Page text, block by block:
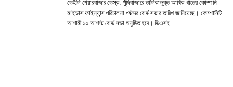
ডেইলি শেয়ারবাজার ডেস্ক: পুঁজিবাজারে তালিকাভুক্ত আর্থিক খাতের কোম্পানি
মাইডাস ফাইন্যান্স পরিচালনা পর্ষদের বোর্ড সভার তারিখ জানিয়েছে। কোম্পানিটি
আগামী ১০ আগস্ট বোর্ড সভা অনুষ্ঠিত হবে। ডিএসই...